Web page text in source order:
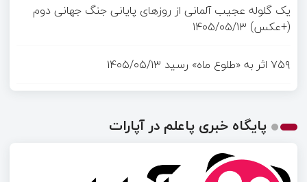
یک گلوله عجیب آلمانی از روزهای پایانی جنگ جهانی دوم
(+عکس) ۱۴۰۵/۰۵/۱۳
۷۵۹ اثر به «طلوع ماه» رسید
۱۴۰۵/۰۵/۱۳
پایگاه خبری پاعلم در آپارات